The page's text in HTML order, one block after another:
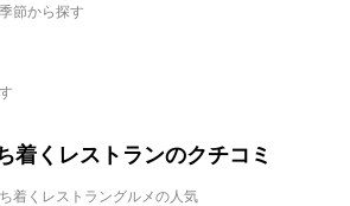
節から探す
着くレストランのクチコミ
着くレストラングルメの人気